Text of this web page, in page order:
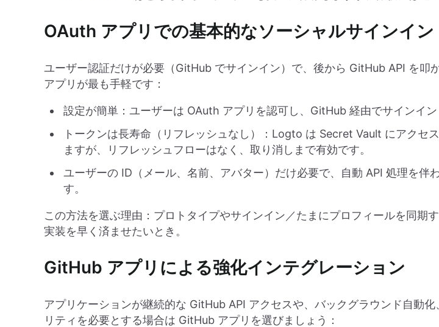
OAuth アプリでの基本的なソーシャルサインイン
ユーザー認証だけが必要（GitHub でサインイン）で、後から GitHub API を叩
アプリが最も手軽です：
設定が簡単：ユーザーは OAuth アプリを認可し、GitHub 経由でサインイン
トークンは長寿命（リフレッシュなし）：Logto は Secret Vault にアクセ
ますが、リフレッシュフローはなく、取り消しまで有効です。
ユーザーの ID（メール、名前、アバター）だけ必要で、自動 API 処理を伴
す。
この方法を選ぶ理由：プロトタイプやサインイン／たまにプロフィールを同期す
実装を早く済ませたいとき。
GitHub アプリによる強化インテグレーション
アプリケーションが継続的な GitHub API アクセスや、バックグラウンド自動化
リティを必要とする場合は GitHub アプリを選びましょう：